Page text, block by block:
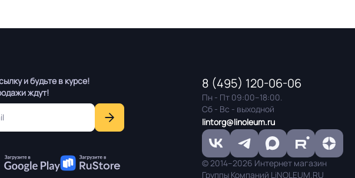
и будьте в курсе!
ждут!
8 (495) 120-06-06
Пн - Пт 09:00–18:00.
Сб - Вс - выходной
lintorg@linoleum.ru
© 2014–2026 Интернет магазин
Группы Компаний LiNOLEUM.RU